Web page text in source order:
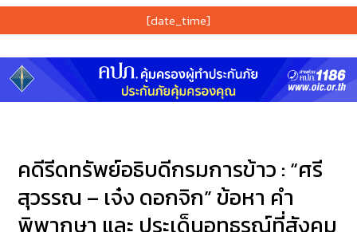
[date_time]
คดีรีดทรัพย์อธิบดีกรมการข้าว : “ศรี
สุวรรณ – เจ๋ง ดอกจิก” ข้อหา คำ
พิพากษา และ ประเด็นอุทธรณ์ที่สังคม